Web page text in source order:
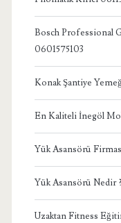
Bosch Professional
0601575103
Konak Şantiye
En Kaliteli İnegöl
Yük Asansörü
Yük Asansörü Nedir ?
Uzaktan Fitness